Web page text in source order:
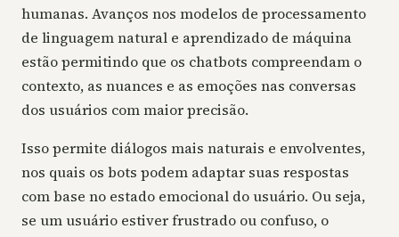
humanas. Avanços nos modelos de processamento
de linguagem natural e aprendizado de máquina
estão permitindo que os chatbots compreendam o
contexto, as nuances e as emoções nas conversas
dos usuários com maior precisão.
Isso permite diálogos mais naturais e envolventes,
nos quais os bots podem adaptar suas respostas
com base no estado emocional do usuário. Ou seja,
se um usuário estiver frustrado ou confuso, o